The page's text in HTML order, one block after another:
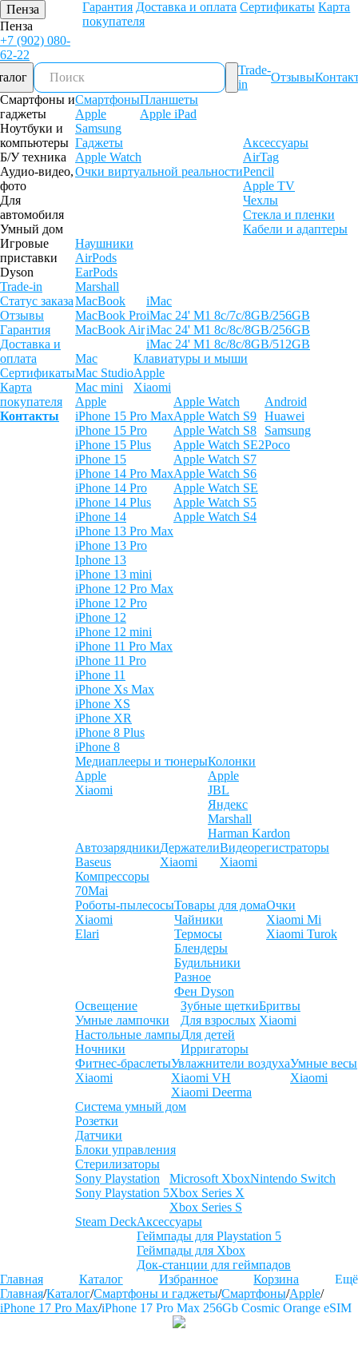
Пенза
Пенза
+7 (902) 080-
62-22
Гарантия Доставка и оплата Сертификаты Карта
покупателя
Trade-
in
Отзывы
Смартфоны и
гаджеты
Ноутбуки и
компьютеры
Б/У техника
Аудио-видео,
фото
Для
автомобиля
Умный дом
Игровые
приставки
Dyson
Trade-in
Статус заказа
Отзывы
Гарантия
Доставка и
оплата
Сертификаты
Карта
покупателя
Контакты
Смартфоны
Apple
Samsung
Планшеты
Apple iPad
Гаджеты
Apple Watch
Очки виртуальной реальности
Аксессуары
AirTag
Pencil
Apple TV
Чехлы
Стекла и пленки
Кабели и адаптеры
Наушники
AirPods
EarPods
Marshall
MacBook
MacBook Pro
MacBook Air
iMac
iMac 24' M1 8c/7c/8GB/256GB
iMac 24' M1 8c/8c/8GB/256GB
iMac 24' M1 8c/8c/8GB/512GB
Mac
Mac Studio
Mac mini
Клавиатуры и мыши
Apple
Xiaomi
Apple
iPhone 15 Pro Max
iPhone 15 Pro
iPhone 15 Plus
iPhone 15
iPhone 14 Pro Max
iPhone 14 Pro
iPhone 14 Plus
iPhone 14
iPhone 13 Pro Max
iPhone 13 Pro
Iphone 13
iPhone 13 mini
iPhone 12 Pro Max
iPhone 12 Pro
iPhone 12
iPhone 12 mini
iPhone 11 Pro Max
iPhone 11 Pro
iPhone 11
iPhone Xs Max
iPhone XS
iPhone XR
iPhone 8 Plus
iPhone 8
Apple Watch
Apple Watch S9
Apple Watch S8
Apple Watch SE2
Apple Watch S7
Apple Watch S6
Apple Watch SE
Apple Watch S5
Apple Watch S4
Android
Huawei
Samsung
Poco
Медиаплееры и тюнеры
Apple
Xiaomi
Колонки
Apple
JBL
Яндекс
Marshall
Harman Kardon
Автозарядники
Baseus
Держатели
Xiaomi
Видеорегистраторы
Xiaomi
Компрессоры
70Mai
Роботы-пылесосы
Xiaomi
Elari
Товары для дома
Чайники
Термосы
Блендеры
Будильники
Разное
Фен Dyson
Очки
Xiaomi Mi
Xiaomi Turok
Освещение
Умные лампочки
Настольные лампы
Ночники
Зубные щетки
Для взрослых
Для детей
Ирригаторы
Бритвы
Xiaomi
Фитнес-браслеты
Xiaomi
Увлажнители воздуха
Xiaomi VH
Xiaomi Deerma
Умные весы
Xiaomi
Система умный дом
Розетки
Датчики
Блоки управления
Стерилизаторы
Sony Playstation
Sony Playstation 5
Microsoft Xbox
Xbox Series X
Xbox Series S
Nintendo Switch
Steam DeckАксессуары
Геймпады для Playstation 5
Геймпады для Xbox
Док-станции для геймпадов
Главная
Каталог Избранное Корзина
Ещё
Главная/Каталог/Смартфоны и гаджеты/Смартфоны/Apple/
iPhone 17 Pro Max/iPhone 17 Pro Max 256Gb Cosmic Orange eSIM